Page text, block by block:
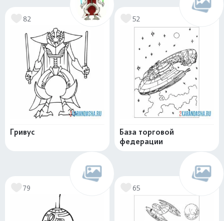
82
Гривус
52
База торговой
федерации
79 65